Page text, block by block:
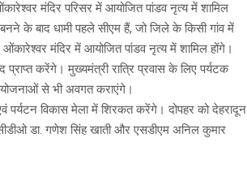
मंदिर परिसर में आयोजित पांडव नृत्य में शामिल
के बाद धामी पहले सीएम हैं, जो जिले के किसी गांव में
मंदिर में आयोजित पांडव नृत्य में शामिल होंगे।
प्राप्त करेंगे। मुख्यमंत्री रात्रि प्रवास के लिए पर्यटक
से भी अवगत कराएंगे।
पर्यटन विकास मेला में शिरकत करेंगे। दोपहर को देहरादून
डा. गणेश सिंह खाती और एसडीएम अनिल कुमार